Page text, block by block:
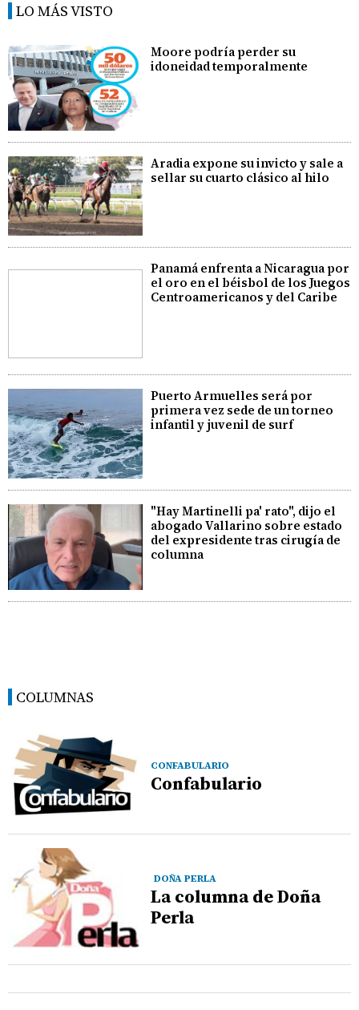
LO MÁS VISTO
Moore podría perder su
idoneidad temporalmente
Aradia expone su invicto y sale a
sellar su cuarto clásico al hilo
Panamá enfrenta a Nicaragua por
el oro en el béisbol de los Juegos
Centroamericanos y del Caribe
Puerto Armuelles será por
primera vez sede de un torneo
infantil y juvenil de surf
"Hay Martinelli pa' rato", dijo el
abogado Vallarino sobre estado
del expresidente tras cirugía de
columna
COLUMNAS
CONFABULARIO
Confabulario
DOÑA PERLA
La columna de Doña
Perla